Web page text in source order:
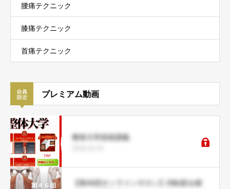
腰痛テクニック
膝痛テクニック
首痛テクニック
プレミアム動画
整体大学技術講義
【第46回オンラインサロン】内転筋を鍛